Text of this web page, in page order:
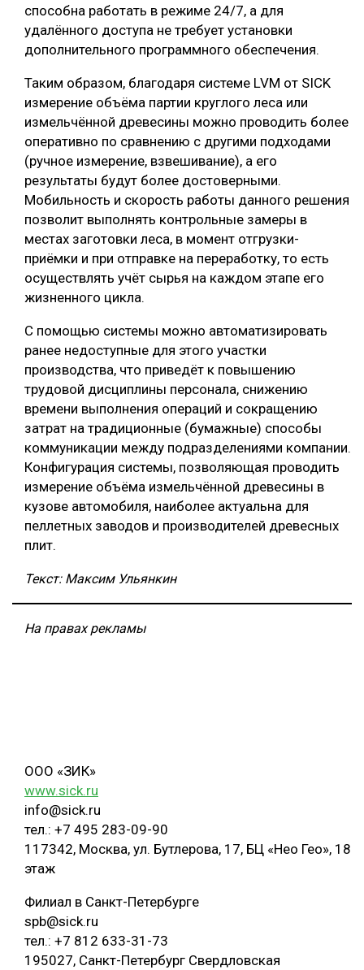
способна работать в режиме 24/7, а для
удалённого доступа не требует установки
дополнительного программного обеспечения.
Таким образом, благодаря системе LVM от SICK
измерение объёма партии круглого леса или
измельчённой древесины можно проводить более
оперативно по сравнению с другими подходами
(ручное измерение, взвешивание), а его
результаты будут более достоверными.
Мобильность и скорость работы данного решения
позволит выполнять контрольные замеры в
местах заготовки леса, в момент отгрузки-
приёмки и при отправке на переработку, то есть
осуществлять учёт сырья на каждом этапе его
жизненного цикла.
С помощью системы можно автоматизировать
ранее недоступные для этого участки
производства, что приведёт к повышению
трудовой дисциплины персонала, снижению
времени выполнения операций и сокращению
затрат на традиционные (бумажные) способы
коммуникации между подразделениями компании.
Конфигурация системы, позволяющая проводить
измерение объёма измельчённой древесины в
кузове автомобиля, наиболее актуальна для
пеллетных заводов и производителей древесных
плит.
Текст: Максим Ульянкин
На правах рекламы
ООО «ЗИК»
www.sick.ru
info@sick.ru
тел.: +7 495 283-09-90
117342, Москва, ул. Бутлерова, 17, БЦ «Нео Гео», 18
этаж
Филиал в Санкт-Петербурге
spb@sick.ru
тел.: +7 812 633-31-73
195027, Санкт-Петербург Свердловская